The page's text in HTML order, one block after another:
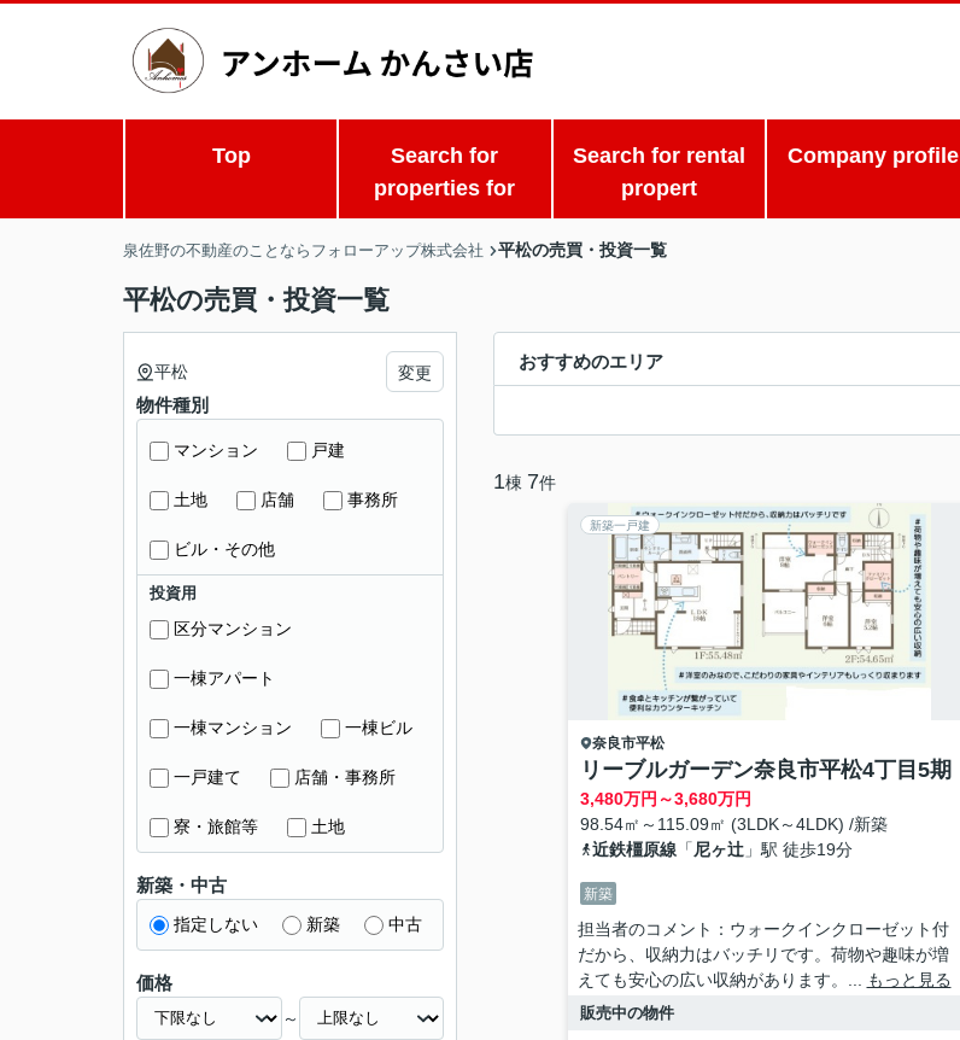
Top
Search for
properties for
Search for rental
propert
Company profile
泉佐野の不動産のことならフォローアップ株式会社 平松の売買・投資一覧
平松の売買・投資一覧
おすすめのエリア
1棟 7件
新築一戸建
奈良市平松
リーブルガーデン奈良市平松4丁目5期
3,480万円～3,680万円
98.54㎡～115.09㎡ (3LDK～4LDK) /新築
近鉄橿原線「 尼ヶ辻」駅 徒歩19分
新築
担当者のコメント：ウォークインクローゼット付
だから、収納力はバッチリです。荷物や趣味が増
えても安心の広い収納があります。...
もっと見る
販売中の物件
平松 変更
物件種別
マンション 戸建
土地 店舗 事務所
ビル・その他
投資用
区分マンション
一棟アパート
一棟マンション 一棟ビル
一戸建て 店舗・事務所
寮・旅館等 土地
新築・中古
指定しない 新築 中古
価格
～